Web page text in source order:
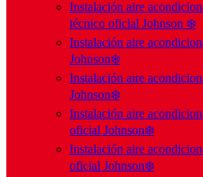
Instalación aire
técnico oficial Johnson ❄️
Instalación aire
Johnson❄️
Instalación aire
Johnson❄️
Instalación aire
oficial Johnson❄️
Instalación aire
oficial Johnson❄️